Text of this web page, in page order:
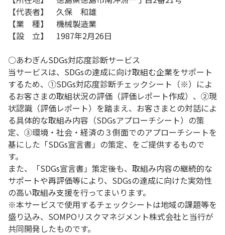
【代表者】 久保 和雄
【業 種】 機械製造業
【設 立】 1987年2月26日
○あわぎんSDGs対応度診断サービス
当サービスは、SDGsの達成に向け取組む企業をサポート
するため、①SDGs対応度診断チェックシート（※）によ
るお客さまの取組状況の評価（評価レポート作成）、②現
状認識（評価レポート）を踏まえ、お客さまとの対話によ
る具体的な取組み内容（SDGsアプローチシート）の策
定、③環境・社会・経済の３側面でのアプローチシートを
基にした「SDGs宣言書」の策定、をご提供するもので
す。
また、「SDGs宣言書」策定後も、取組み内容の継続的な
サポートや再評価等により、SDGsの達成に向けた実効性
の高い取組み支援を行ってまいります。
※本サービスで使用するチェックシートは地域の課題等を
盛り込み、SOMPOリスクマネジメント株式会社と当行が
共同開発したものです。